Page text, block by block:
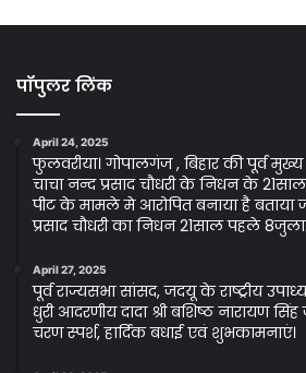
पॉपुलर लिंक
April 24, 2025
फुलवरीया। गोपालगंज , बिहार की पूर्व मुख्य
चाचा नन्द प्रसाद चौधरी के निधन के
पीट के मामले मे आरोपित बनाया है बताया
प्रसाद चौधरी का निधन 21साल पहले
April 27, 2025
पूर्व राज्यसभा सांसद, जदयू के राष्ट्रीय
धुरी आदरणीय दादा श्री बशिष्ठ नारायण
चरण स्पर्श, हार्दिक बधाई एवं शुभकामनाएं।